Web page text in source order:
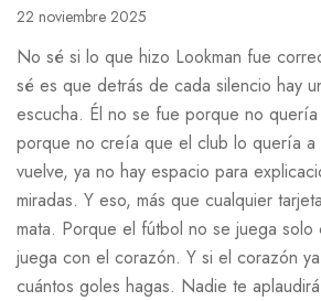
22 noviembre 2025
No sé si lo que hizo Lookman fue
sé es que detrás de cada silencio hay
escucha. Él no se fue porque no
porque no creía que el club lo quería a
vuelve, ya no hay espacio para
miradas. Y eso, más que cualquier
mata. Porque el fútbol no se juega solo
juega con el corazón. Y si el corazón
cuántos goles hagas. Nadie te